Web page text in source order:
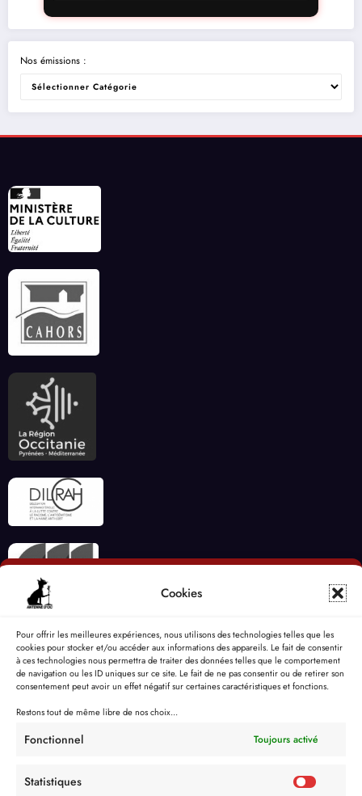
Cookies
Pour offrir les meilleures expériences, nous utilisons des technologies telles que les
cookies pour stocker et/ou accéder aux informations des appareils. Le fait de consentir
à ces technologies nous permettra de traiter des données telles que le comportement
de navigation ou les ID uniques sur ce site. Le fait de ne pas consentir ou de retirer son
consentement peut avoir un effet négatif sur certaines caractéristiques et fonctions.
Restons tout de même libre de nos choix...
Fonctionnel Toujours activé
Statistiques
Nos émissions :